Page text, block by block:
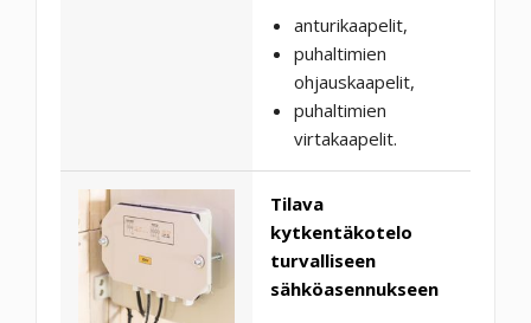
anturikaapelit,
puhaltimien
ohjauskaapelit,
puhaltimien
virtakaapelit.
Tilava
kytkentäkotelo
turvalliseen
sähköasennukseen